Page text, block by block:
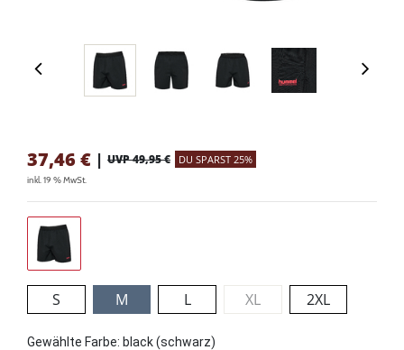
37,46 € | UVP 49,95 € DU SPARST 25%
inkl. 19 % MwSt.
S M L XL 2XL
Gewählte Farbe: black (schwarz)